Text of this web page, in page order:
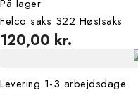
På lager
Felco saks 322 Høstsaks
120,00 kr.
Levering 1-3 arbejdsdage